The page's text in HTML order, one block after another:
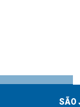
SÃO